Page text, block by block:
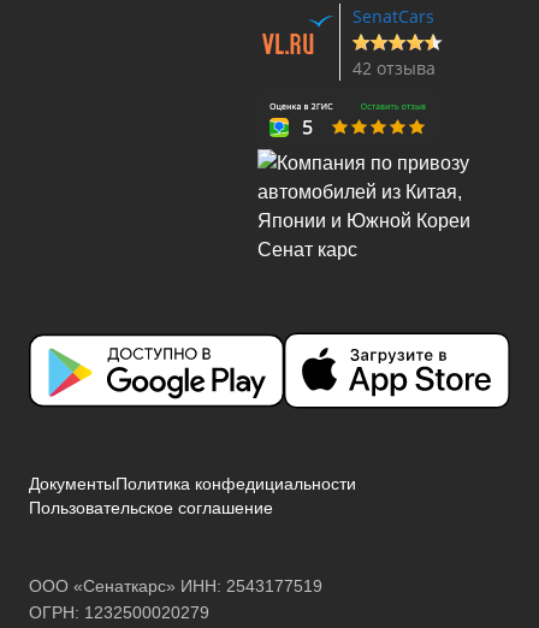
SenatCars
42 отзыва
ДокументыПолитика конфедициальности
Пользовательское соглашение
ООО «Сенаткарс» ИНН: 2543177519
ОГРН: 1232500020279